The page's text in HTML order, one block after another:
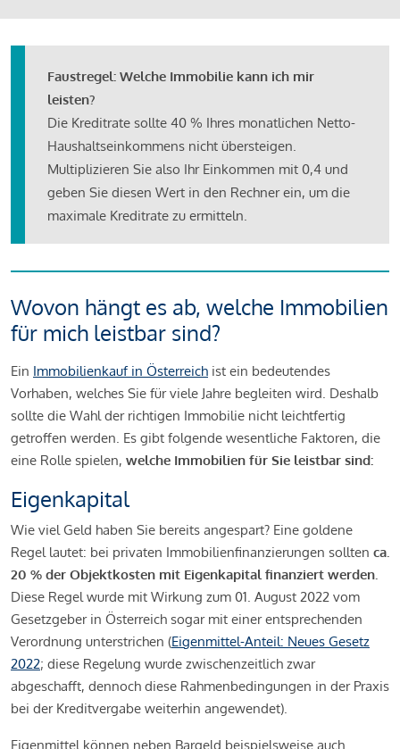
Faustregel: Welche Immobilie kann ich mir
leisten?
Die Kreditrate sollte 40 % Ihres monatlichen Netto-
Haushaltseinkommens nicht übersteigen.
Multiplizieren Sie also Ihr Einkommen mit 0,4 und
geben Sie diesen Wert in den Rechner ein, um die
maximale Kreditrate zu ermitteln.
Wovon hängt es ab, welche Immobilien
für mich leistbar sind?
Ein Immobilienkauf in Österreich ist ein bedeutendes
Vorhaben, welches Sie für viele Jahre begleiten wird. Deshalb
sollte die Wahl der richtigen Immobilie nicht leichtfertig
getroffen werden. Es gibt folgende wesentliche Faktoren, die
eine Rolle spielen, welche Immobilien für Sie leistbar sind:
Eigenkapital
Wie viel Geld haben Sie bereits angespart? Eine goldene
Regel lautet: bei privaten Immobilienfinanzierungen sollten ca.
20 % der Objektkosten mit Eigenkapital finanziert werden.
Diese Regel wurde mit Wirkung zum 01. August 2022 vom
Gesetzgeber in Österreich sogar mit einer entsprechenden
Verordnung unterstrichen (Eigenmittel-Anteil: Neues Gesetz
2022; diese Regelung wurde zwischenzeitlich zwar
abgeschafft, dennoch diese Rahmenbedingungen in der Praxis
bei der Kreditvergabe weiterhin angewendet).
Eigenmittel können neben Bargeld beispielsweise auch